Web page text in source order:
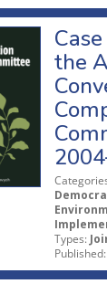
the
Types:
Published: